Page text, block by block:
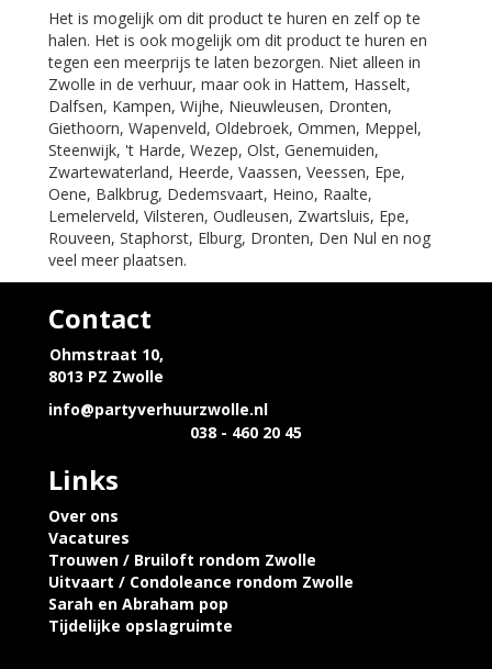
Het is mogelijk om dit product te huren en zelf op te
halen. Het is ook mogelijk om dit product te huren en
tegen een meerprijs te laten bezorgen. Niet alleen in
Zwolle in de verhuur, maar ook in Hattem, Hasselt,
Dalfsen, Kampen, Wijhe, Nieuwleusen, Dronten,
Giethoorn, Wapenveld, Oldebroek, Ommen, Meppel,
Steenwijk, 't Harde, Wezep, Olst, Genemuiden,
Zwartewaterland, Heerde, Vaassen, Veessen, Epe,
Oene, Balkbrug, Dedemsvaart, Heino, Raalte,
Lemelerveld, Vilsteren, Oudleusen, Zwartsluis, Epe,
Rouveen, Staphorst, Elburg, Dronten, Den Nul en nog
veel meer plaatsen.
Contact
Ohmstraat 10,
8013 PZ Zwolle
info@partyverhuurzwolle.nl
038 - 460 20 45
Links
Over ons
Vacatures
Trouwen / Bruiloft rondom Zwolle
Uitvaart / Condoleance rondom Zwolle
Sarah en Abraham pop
Tijdelijke opslagruimte